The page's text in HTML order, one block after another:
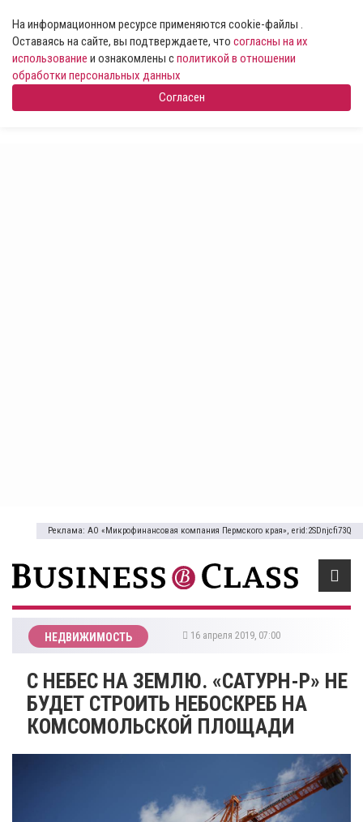
На информационном ресурсе применяются cookie-файлы .
Оставаясь на сайте, вы подтверждаете, что согласны на их
использование и ознакомлены сполитикой в отношении
обработки персональных данных
Согласен
Реклама: АО «Микрофинансовая компания Пермского края», erid:2SDnjcfi73Q
НЕДВИЖИМОСТЬ 16 апреля 2019, 07:00
С НЕБЕС НА ЗЕМЛЮ. «САТУРН-Р» НЕ
БУДЕТ СТРОИТЬ НЕБОСКРЕБ НА
КОМСОМОЛЬСКОЙ ПЛОЩАДИ